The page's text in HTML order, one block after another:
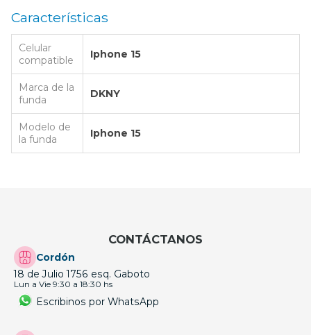
Características
Celular
compatible
Iphone 15
Marca de la
funda
DKNY
Modelo de
la funda
Iphone 15
CONTÁCTANOS
Cordón
18 de Julio 1756 esq. Gaboto
Lun a Vie 9:30 a 18:30 hs
Escribinos por WhatsApp